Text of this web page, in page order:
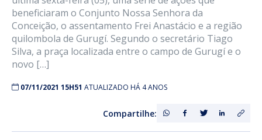
beneficiaram o Conjunto Nossa Senhora da
Conceição, o assentamento Frei Anastácio e a região
quilombola de Gurugí. Segundo o secretário Tiago
Silva, a praça localizada entre o campo de Gurugí e o
novo […]
07/11/2021 15H51 ATUALIZADO HÁ 4 ANOS
Compartilhe: